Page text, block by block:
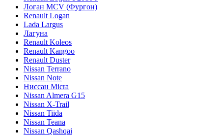
Логан МСV (Фургон)
Renault Logan
Lada Largus
Лагуна
Renault Koleos
Renault Kangoo
Renault Duster
Nissan Terrano
Nissan Note
Ниссан Micra
Nissan Almera G15
Nissan X-Trail
Nissan Tiida
Nissan Teana
Nissan Qashqai